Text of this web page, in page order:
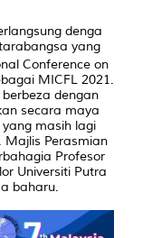
denga
yang
Conference on
MICFL 2021.
dengan
secara maya
masih lagi
Majlis Perasmian
Profesor
Universiti Putra
baharu.